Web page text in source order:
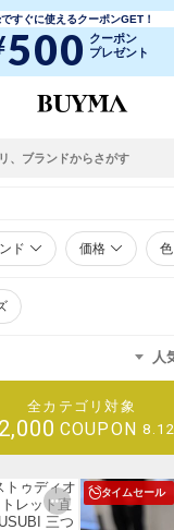
すぐに使えるクーポンGET！
500 クーポン
プレゼント
ド 価格 色
人
全カテゴリ対象
COUPON
タイムセール